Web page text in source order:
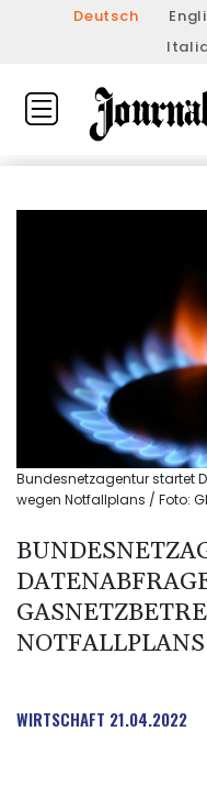
Deutsch
Bundesnetzagentur startet
wegen Notfallplans / Foto:
NOTFALLPLANS
WIRTSCHAFT 21.04.2022